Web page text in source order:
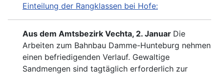
Einteilung der Rangklassen bei Hofe:
Aus dem Amtsbezirk Vechta, 2. Januar Die
Arbeiten zum Bahnbau Damme-Hunteburg nehmen
einen befriedigenden Verlauf. Gewaltige
Sandmengen sind tagtäglich erforderlich zur